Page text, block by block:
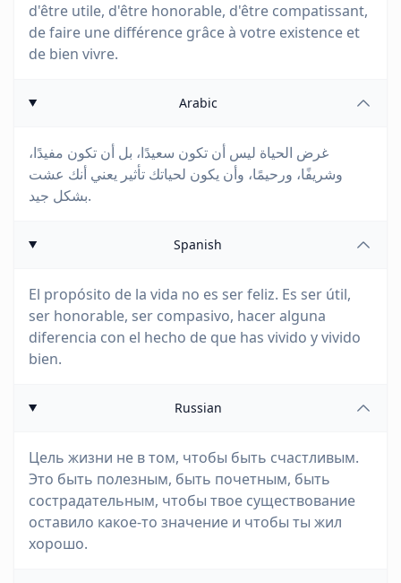
d'être utile, d'être honorable, d'être compatissant,
de faire une différence grâce à votre existence et
de bien vivre.
Arabic
غرض الحياة ليس أن تكون سعيدًا، بل أن تكون مفيدًا،
وشريفًا، ورحيمًا، وأن يكون لحياتك تأثير يعني أنك عشت
بشكل جيد.
Spanish
El propósito de la vida no es ser feliz. Es ser útil,
ser honorable, ser compasivo, hacer alguna
diferencia con el hecho de que has vivido y vivido
bien.
Russian
Цель жизни не в том, чтобы быть счастливым.
Это быть полезным, быть почетным, быть
сострадательным, чтобы твое существование
оставило какое-то значение и чтобы ты жил
хорошо.